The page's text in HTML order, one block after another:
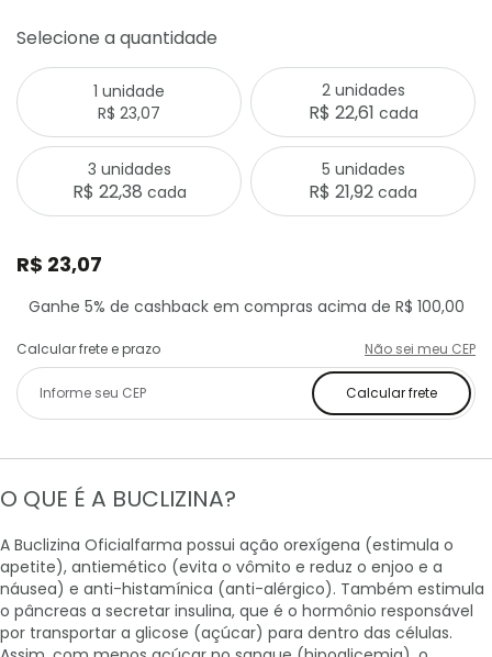
Selecione a quantidade
1 unidade
R$ 23,07
2 unidades
R$ 22,61 cada
3 unidades
R$ 22,38 cada
5 unidades
R$ 21,92 cada
R$ 23,07
Ganhe 5% de cashback em compras acima de R$ 100,00
Calcular frete e prazo Não sei meu CEP
Calcular frete
imagens
imagens
O QUE É A BUCLIZINA?
A Buclizina Oficialfarma possui ação orexígena (estimula o
apetite), antiemético (evita o vômito e reduz o enjoo e a
náusea) e anti-histamínica (anti-alérgico). Também estimula
o pâncreas a secretar insulina, que é o hormônio responsável
por transportar a glicose (açúcar) para dentro das células.